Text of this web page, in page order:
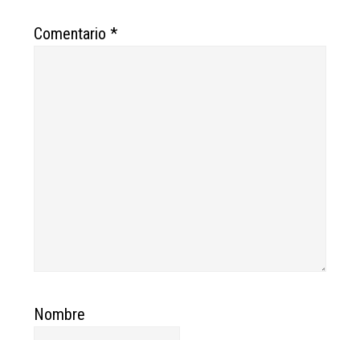
Comentario*
Nombre